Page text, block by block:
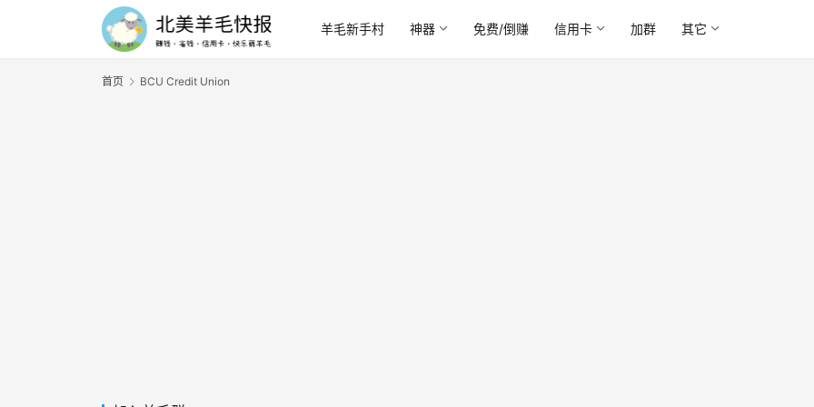
羊毛新手村 神器 免费/倒赚 信用卡 加群 其它
首页 BCU Credit Union